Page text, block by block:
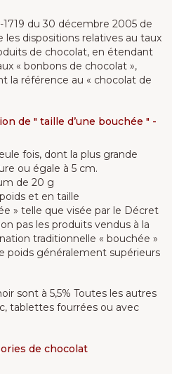
1719 du 30 décembre 2005 de
dispositions relatives au taux
de chocolat, en étendant
« bonbons de chocolat »,
la référence au « chocolat de
de " taille d’une bouchée " -
fois, dont la plus grande
ou égale à 5 cm.
de 20 g
et en taille
» telle que visée par le Décret
pas les produits vendus à la
traditionnelle « bouchée »
poids généralement supérieurs
sont à 5,5% Toutes les autres
tablettes fourrées ou avec
de chocolat